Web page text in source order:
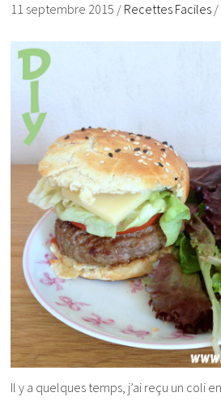
11 septembre 2015 / Recettes Faciles /
Il y a quelques temps, j’ai reçu un coli